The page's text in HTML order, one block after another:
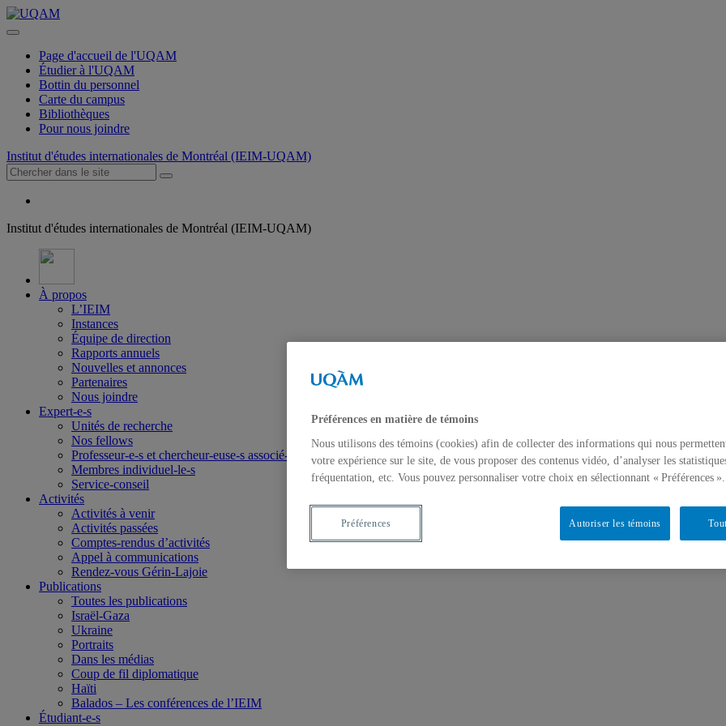
Page d'accueil de l'UQAM
Étudier à l'UQAM
Bottin du personnel
Carte du campus
Bibliothèques
Pour nous joindre
Institut d'études internationales de Montréal (IEIM-UQAM)
Institut d'études internationales de Montréal (IEIM-UQAM)
À propos
L’IEIM
Instances
Équipe de direction
Rapports annuels
Nouvelles et annonces
Partenaires
Nous joindre
Expert-e-s
Unités de recherche
Nos fellows
Professeur-e-s et chercheur-euse-s associé-e-s
Membres individuel-le-s
Service-conseil
Activités
Activités à venir
Activités passées
Comptes-rendus d’activités
Appel à communications
Rendez-vous Gérin-Lajoie
Publications
Toutes les publications
Israël-Gaza
Ukraine
Portraits
Dans les médias
Coup de fil diplomatique
Haïti
Balados – Les conférences de l’IEIM
Étudiant-e-s
Préférences en matière de témoins
Nous utilisons des témoins (cookies) afin de collecter des informations qui nous
votre expérience sur le site, de vous proposer des contenus vidéo, d’analyser les
fréquentation, etc. Vous pouvez personnaliser votre choix en sélectionnant « Préférences ».
Autoriser les témoins
Préférences